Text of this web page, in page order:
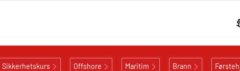
Sikkerhetskurs Offshore Maritim Brann